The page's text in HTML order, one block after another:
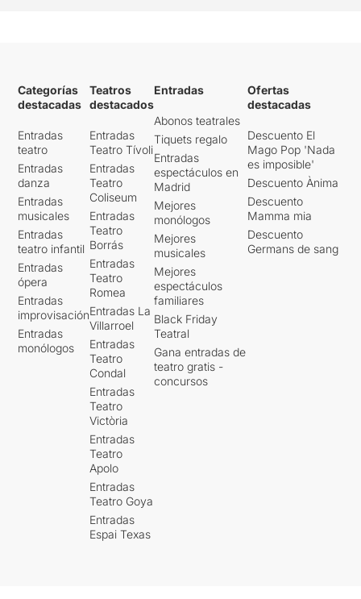
Categorías
destacadas
Entradas
teatro
Entradas
danza
Entradas
musicales
Entradas
teatro infantil
Entradas
ópera
Entradas
improvisación
Entradas
monólogos
Teatros
destacados
Entradas
Teatro Tívoli
Entradas
Teatro
Coliseum
Entradas
Teatro
Borrás
Entradas
Teatro
Romea
Entradas La
Villarroel
Entradas
Teatro
Condal
Entradas
Teatro
Victòria
Entradas
Teatro
Apolo
Entradas
Teatro Goya
Entradas
Espai Texas
Entradas
Abonos teatrales
Tiquets regalo
Entradas
espectáculos en
Madrid
Mejores
monólogos
Mejores
musicales
Mejores
espectáculos
familiares
Black Friday
Teatral
Gana entradas de
teatro gratis -
concursos
Ofertas
destacadas
Descuento El
Mago Pop 'Nada
es imposible'
Descuento Ànima
Descuento
Mamma mia
Descuento
Germans de sang